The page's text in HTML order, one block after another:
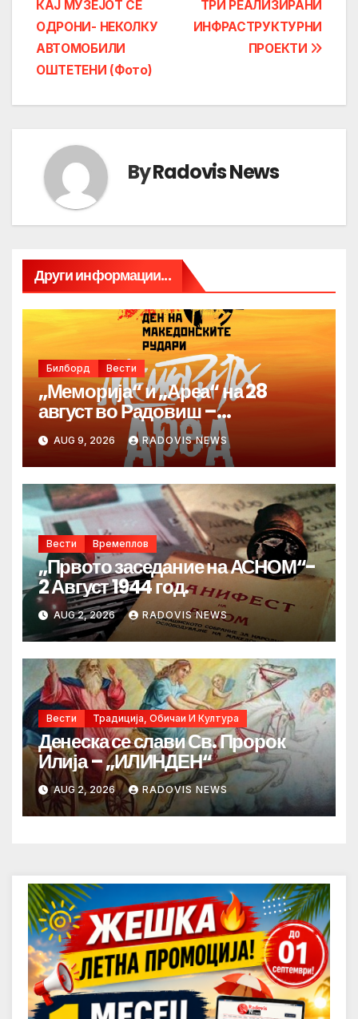
navigation
ТРИ РЕАЛИЗИРАНИ
ИНФРАСТРУКТУРНИ
ПРОЕКТИ
КАЈ МУЗЕЈОТ СЕ
ОДРОНИ- НЕКОЛКУ
АВТОМОБИЛИ
ОШТЕТЕНИ (Фото)
ByRadovis News
Други информации...
Билборд Вести
„Меморија“ и „Ареа“ на 28
август во Радовиш –
продолжува традицијата за
Денот на македонските рудари
AUG 9, 2026 RADOVIS NEWS
Вести Времеплов
„Првото заседание на АСНОМ“-
2 Август 1944 год.
AUG 2, 2026 RADOVIS NEWS
Вести Традиција, Обичаи И Култура
Денеска се слави Св. Пророк
Илија – „ИЛИНДЕН“
AUG 2, 2026 RADOVIS NEWS